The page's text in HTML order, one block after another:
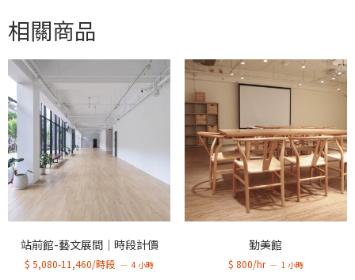
相關商品
站前館-藝文展間｜時段計價
$ 5,080-11,460/時段 4 小時
勤美館
$ 800/hr 1 小時